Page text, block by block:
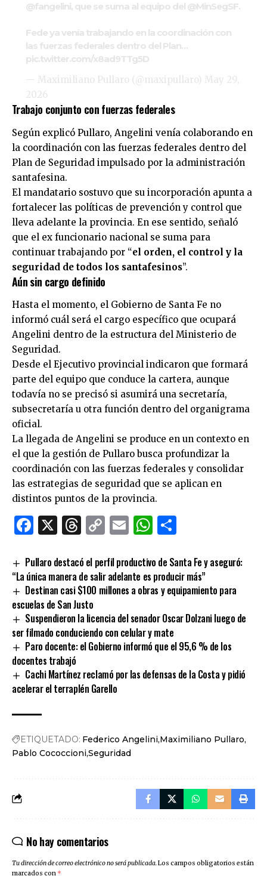
@fangelini, que se suma al equipo del @MinSegSF.
Fede ya venía trabajando en la coordinación con
las fuerzas federales dentro del Plan…
pic.twitter.com/x8ad9TTg5D
— Maximiliano Pullaro (@maxipullaro) May 29,
2026
Trabajo conjunto con fuerzas federales
Según explicó Pullaro, Angelini venía colaborando en
la coordinación con las fuerzas federales dentro del
Plan de Seguridad impulsado por la administración
santafesina.
El mandatario sostuvo que su incorporación apunta a
fortalecer las políticas de prevención y control que
lleva adelante la provincia. En ese sentido, señaló
que el ex funcionario nacional se suma para
continuar trabajando por “el orden, el control y la
seguridad de todos los santafesinos”.
Aún sin cargo definido
Hasta el momento, el Gobierno de Santa Fe no
informó cuál será el cargo específico que ocupará
Angelini dentro de la estructura del Ministerio de
Seguridad.
Desde el Ejecutivo provincial indicaron que formará
parte del equipo que conduce la cartera, aunque
todavía no se precisó si asumirá una secretaría,
subsecretaría u otra función dentro del organigrama
oficial.
La llegada de Angelini se produce en un contexto en
el que la gestión de Pullaro busca profundizar la
coordinación con las fuerzas federales y consolidar
las estrategias de seguridad que se aplican en
distintos puntos de la provincia.
Facebook
X Threads
CopyEmailWhatsApp
Pullaro destacó el perfil productivo de Santa Fe y aseguró:
“La única manera de salir adelante es producir más”
Destinan casi $100 millones a obras y equipamiento para
escuelas de San Justo
Suspendieron la licencia del senador Oscar Dolzani luego de
ser filmado conduciendo con celular y mate
Paro docente: el Gobierno informó que el 95,6 % de los
docentes trabajó
Cachi Martínez reclamó por las defensas de la Costa y pidió
acelerar el terraplén Garello
ETIQUETADO: Federico Angelini Maximiliano Pullaro
Pablo CococcioniSeguridad
No hay comentarios
Tu dirección de correo electrónico no será publicada.Los campos obligatorios están
marcados con *